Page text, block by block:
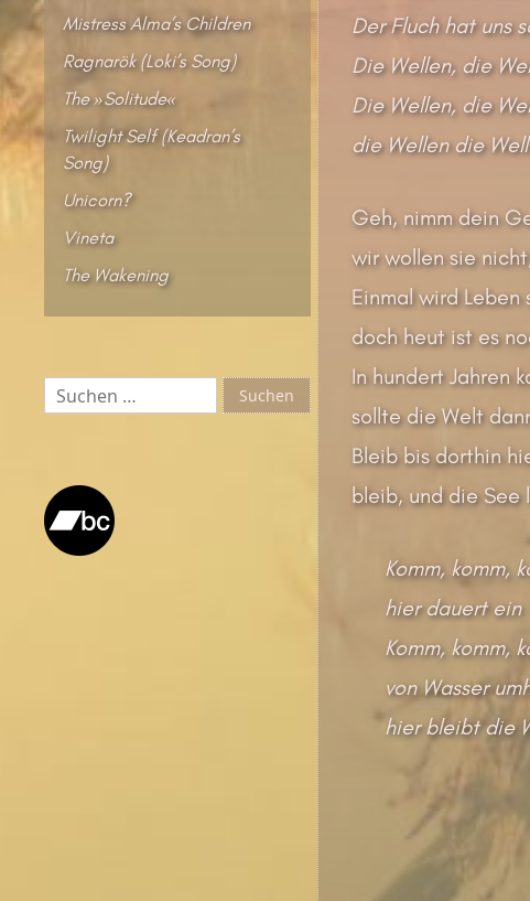
Der Fluch hat uns
Die Wellen, die
Die Wellen, die
die Wellen die
Geh, nimm dein
wir wollen sie
Einmal wird
doch heut ist es
In hundert Jahren
sollte die Welt
Bleib bis dorthin
bleib, und die See
Komm, komm,
hier dauert ein
Komm, komm,
von Wasser
hier bleibt die
Mistress Alma’s Children
Ragnarök (Loki’s Song)
The »Solitude«
Twilight Self (Keadran’s
Song)
Unicorn?
Vineta
The Wakening
Suchen
nach: